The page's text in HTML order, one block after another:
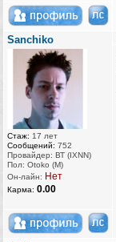
Sanchiko
Стаж: 17 лет
Сообщений: 752
Провайдер: ВТ (IXNN)
Пол: Otoko (M)
Он-лайн: Нет
Карма: 0.00